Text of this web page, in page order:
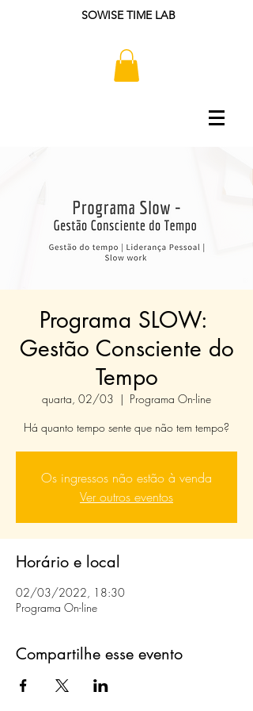
SOWISE TIME LAB
Programa SLOW: ​
Gestão Consciente do
Tempo
quarta, 02/03
  |
Programa On-line
Há quanto tempo sente que não tem tempo?
Os ingressos não estão à venda
Ver outros eventos
Horário e local
02/03/2022, 18:30
Programa On-line
Compartilhe esse evento